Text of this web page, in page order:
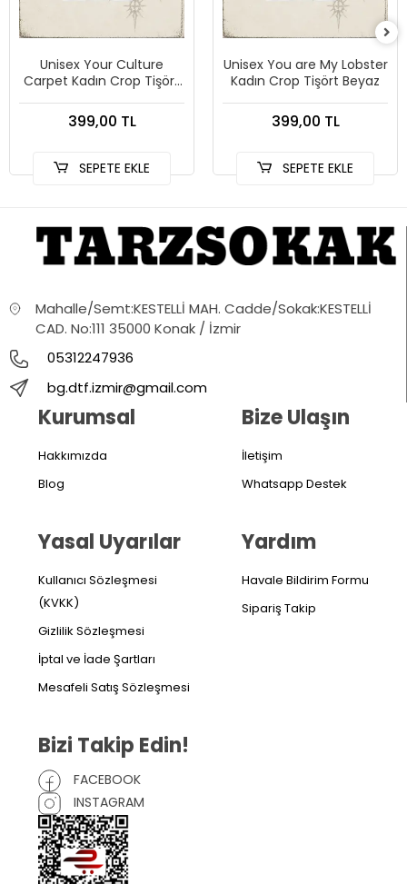
Unisex Your Culture
Carpet Kadın Crop Tişört
399,00 TL
SEPETE EKLE
Unisex You are My Lobster
Kadın Crop Tişört Beyaz
399,00 TL
SEPETE EKLE
Mahalle/Semt:KESTELLİ MAH. Cadde/Sokak:KESTELLİ
CAD. No:111 35000 Konak / İzmir
05312247936
bg.dtf.izmir@gmail.com
Kurumsal
Hakkımızda
Blog
Yasal Uyarılar
Kullanıcı Sözleşmesi
(KVKK)
Gizlilik Sözleşmesi
İptal ve İade Şartları
Mesafeli Satış Sözleşmesi
Bize Ulaşın
İletişim
Whatsapp Destek
Yardım
Havale Bildirim Formu
Sipariş Takip
Bizi Takip Edin!
FACEBOOK
INSTAGRAM